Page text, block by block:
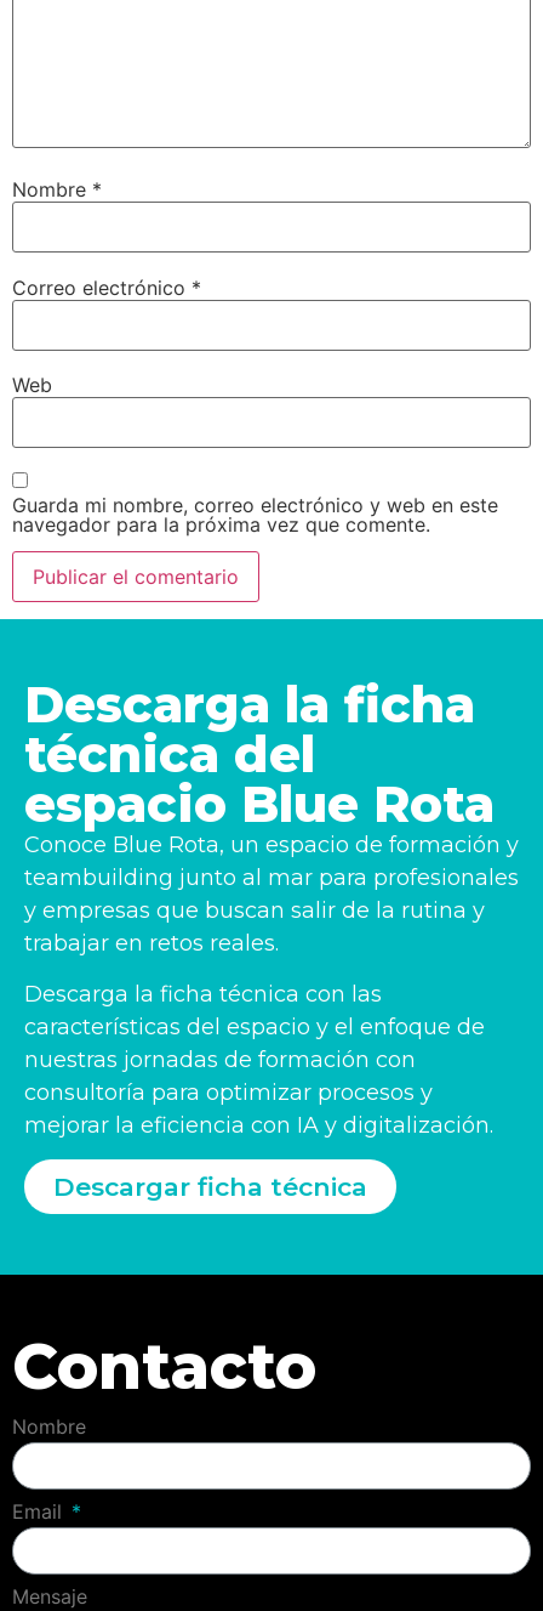
Nombre *
Correo electrónico *
Web
Guarda mi nombre, correo electrónico y web en este
navegador para la próxima vez que comente.
Descarga la ficha
técnica del
espacio Blue Rota
Conoce Blue Rota, un espacio de formación y
teambuilding junto al mar para profesionales
y empresas que buscan salir de la rutina y
trabajar en retos reales.
Descarga la ficha técnica con las
características del espacio y el enfoque de
nuestras jornadas de formación con
consultoría para optimizar procesos y
mejorar la eficiencia con IA y digitalización.
Descargar ficha técnica
Contacto
Nombre
Email
Mensaje